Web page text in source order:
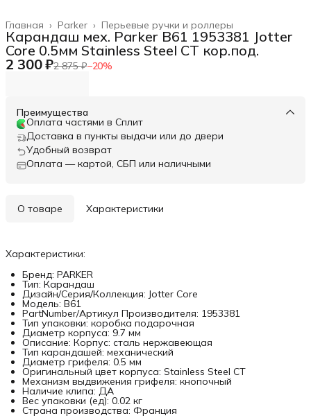
Перьевые ручки и роллеры
Parker ›
Главная ›
Карандаш мех. Parker B61 1953381 Jotter
Core 0.5мм Stainless Steel CT кор.под.
2 300 ₽2 875 ₽−20%
Преимущества
Оплата частями в Сплит
Доставка в пункты выдачи или до двери
Удобный возврат
Оплата — картой, СБП или наличными
О товаре Характеристики
Характеристики:
Бренд: PARKER
Тип: Карандаш
Дизайн/Серия/Коллекция: Jotter Core
Модель: B61
PartNumber/Артикул Производителя: 1953381
Тип упаковки: коробка подарочная
Диаметр корпуса: 9.7 мм
Описание: Корпус: сталь нержавеющая
Тип карандашей: механический
Диаметр грифеля: 0.5 мм
Оригинальный цвет корпуса: Stainless Steel CT
Механизм выдвижения грифеля: кнопочный
Наличие клипа: ДА
Вес упаковки (ед): 0.02 кг
Страна производства: Франция